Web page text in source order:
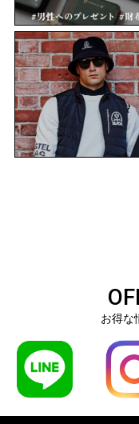
お得な